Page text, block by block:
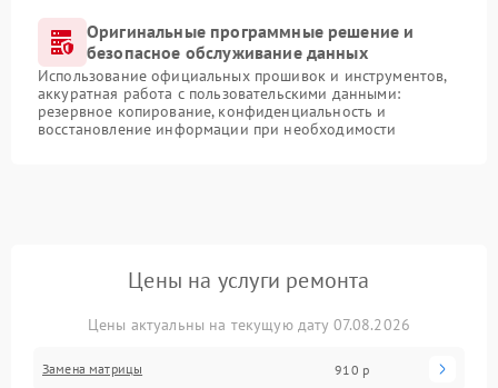
Оригинальные программные решение и
безопасное обслуживание данных
Использование официальных прошивок и инструментов,
аккуратная работа с пользовательскими данными:
резервное копирование, конфиденциальность и
восстановление информации при необходимости
Цены на услуги ремонта
Цены актуальны на текущую дату 07.08.2026
Замена матрицы 910 р